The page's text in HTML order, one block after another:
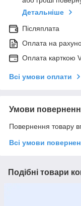
Детальніше
Післяплата
Оплата на
Оплата карткою
Всі умови оплати
Умови
Повернення товару
Всі умови
Подібні товари